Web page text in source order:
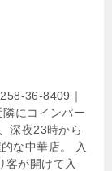
36-8409｜
にコインパー
深夜23時から
な中華店。 入
客が開けて入